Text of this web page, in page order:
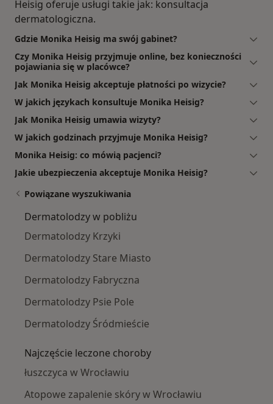
Heisig oferuje usługi takie jak: konsultacja
dermatologiczna.
Gdzie Monika Heisig ma swój gabinet?
Czy Monika Heisig przyjmuje online, bez konieczności
pojawiania się w placówce?
Jak Monika Heisig akceptuje płatności po wizycie?
W jakich językach konsultuje Monika Heisig?
Jak Monika Heisig umawia wizyty?
W jakich godzinach przyjmuje Monika Heisig?
Monika Heisig: co mówią pacjenci?
Jakie ubezpieczenia akceptuje Monika Heisig?
Powiązane wyszukiwania
Dermatolodzy w pobliżu
Dermatolodzy Krzyki
Dermatolodzy Stare Miasto
Dermatolodzy Fabryczna
Dermatolodzy Psie Pole
Dermatolodzy Śródmieście
Najczęście leczone choroby
łuszczyca w Wrocławiu
Atopowe zapalenie skóry w Wrocławiu